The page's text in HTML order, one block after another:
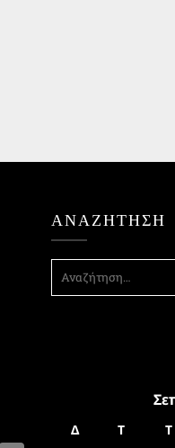
ΑΝΑΖΉΤΗΣΗ
ΓΙΑ:
Δ Τ Τ